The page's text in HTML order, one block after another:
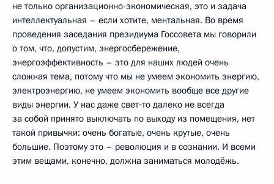
не только организационно-экономическая, это и задача
интеллектуальная – если хотите, ментальная. Во время
проведения заседания президиума Госсовета мы говорили
о том, что, допустим, энергосбережение,
энергоэффективность – это для наших людей очень
сложная тема, потому что мы не умеем экономить энергию,
электроэнергию, не умеем экономить вообще все другие
виды энергии. У нас даже свет‑то далеко не всегда
за собой принято выключать по выходу из помещения, нет
такой привычки: очень богатые, очень крутые, очень
большие. Поэтому это – революция и в сознании. И всеми
этим вещами, конечно, должна заниматься молодёжь.